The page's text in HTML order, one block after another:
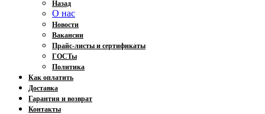
Назад
О нас
Новости
Вакансии
Прайс-листы и сертификаты
ГОСТы
Политика
Как оплатить
Доставка
Гарантия и возврат
Контакты